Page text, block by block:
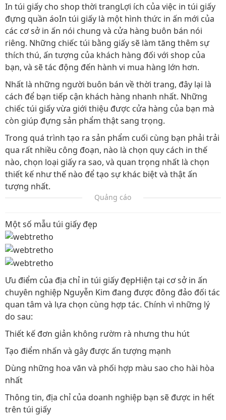
In túi giấy cho shop thời trangLợi ích của việc in túi giấy
đựng quần áoIn túi giấy là một hình thức in ấn mới của
các cơ sở in ấn nói chung và cửa hàng buôn bán nói
riêng. Những chiếc túi bằng giấy sẽ làm tăng thêm sự
thích thú, ấn tượng của khách hàng đối với shop của
bạn, và sẽ tác động đến hành vi mua hàng lớn hơn.
Nhất là những người buôn bán về thời trang, đây lại là
cách để bạn tiếp cận khách hàng nhanh nhất. Những
chiếc túi giấy vừa giới thiệu được cửa hàng của bạn mà
còn giúp đựng sản phẩm thật sang trọng.
Trong quá trình tạo ra sản phẩm cuối cùng bạn phải trải
qua rất nhiều công đoạn, nào là chọn quy cách in thế
nào, chọn loại giấy ra sao, và quan trọng nhất là chọn
thiết kế như thế nào để tạo sự khác biệt và thật ấn
tượng nhất.
Quảng cáo
Một số mẫu túi giấy đẹp
Ưu điểm của địa chỉ in túi giấy đẹpHiện tại cơ sở in ấn
chuyên nghiệp Nguyễn Kim đang được đông đảo đối tác
quan tâm và lựa chọn cùng hợp tác. Chính vì những lý
do sau:
Thiết kế đơn giản không rườm rà nhưng thu hút
Tạo điểm nhấn và gây được ấn tượng mạnh
Dùng những hoa văn và phối hợp màu sao cho hài hòa
nhất
Thông tin, địa chỉ của doanh nghiệp bạn sẽ được in hết
trên túi giấy